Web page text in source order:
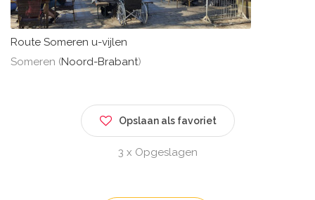
Route Someren u-vijlen
Someren (Noord-Brabant)
Opslaan als favoriet
3 x Opgeslagen